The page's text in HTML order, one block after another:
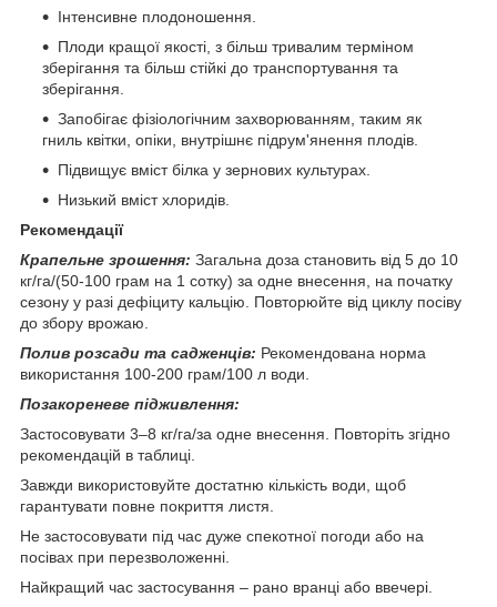
Інтенсивне плодоношення.
Плоди кращої якості, з більш тривалим терміном
зберігання та більш стійкі до транспортування та
зберігання.
Запобігає фізіологічним захворюванням, таким як
гниль квітки, опіки, внутрішнє підрум'янення плодів.
Підвищує вміст білка у зернових культурах.
Низький вміст хлоридів.
Рекомендації
Крапельне зрошення: Загальна доза становить від 5 до 10
кг/га/(50-100 грам на 1 сотку) за одне внесення, на початку
сезону у разі дефіциту кальцію. Повторюйте від циклу посіву
до збору врожаю.
Полив розсади та садженців: Рекомендована норма
використання 100-200 грам/100 л води.
Позакореневе підживлення:
Застосовувати 3–8 кг/га/за одне внесення. Повторіть згідно
рекомендацій в таблиці.
Завжди використовуйте достатню кількість води, щоб
гарантувати повне покриття листя.
Не застосовувати під час дуже спекотної погоди або на
посівах при перезволоженні.
Найкращий час застосування – рано вранці або ввечері.